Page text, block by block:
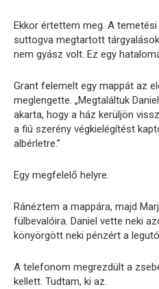
Ekkor értettem meg. A
suttogva megtartott
nem gyász volt. Ez egy
Grant felemelt egy mappát az
meglengette. „Megtaláltuk
akarta, hogy a ház kerüljön
a fiú szerény végkielégítést
albérletre.”
Egy megfelelő helyre.
Ránéztem a mappára, majd
fülbevalóira. Daniel vette neki
könyörgött neki pénzért a
A telefonom megrezdült a
kellett. Tudtam, ki az.